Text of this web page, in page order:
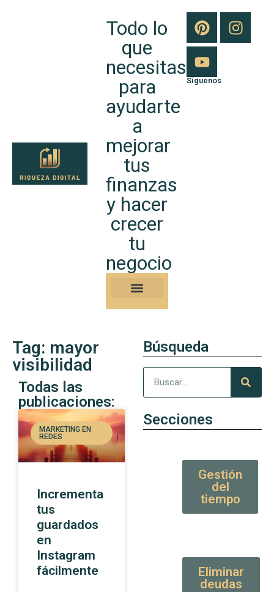
Todo lo
que
necesitas
para
ayudarte
a
mejorar
tus
finanzas
y hacer
crecer
tu
negocio
Síguenos
Tag: mayor
visibilidad
Todas las
publicaciones:
MARKETING EN
REDES
Incrementa
tus
guardados
en
Instagram
fácilmente
Búsqueda
Secciones
Gestión
del
tiempo
Eliminar
deudas